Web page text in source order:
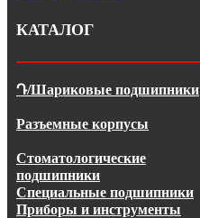
КАТАЛОГ
Դ/Шариковые подшипники
Разъемные корпусы
Стоматологические
подшипники
Специальные подшипники
Приборы и инструменты